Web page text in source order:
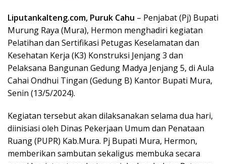
Liputankalteng.com, Puruk Cahu – Penjabat (Pj) Bupati
Murung Raya (Mura), Hermon menghadiri kegiatan
Pelatihan dan Sertifikasi Petugas Keselamatan dan
Kesehatan Kerja (K3) Konstruksi Jenjang 3 dan
Pelaksana Bangunan Gedung Madya Jenjang 5, di Aula
Cahai Ondhui Tingan (Gedung B) Kantor Bupati Mura,
Senin (13/5/2024).
Kegiatan tersebut akan dilaksanakan selama dua hari,
diinisiasi oleh Dinas Pekerjaan Umum dan Penataan
Ruang (PUPR) Kab.Mura. Pj Bupati Mura, Hermon,
memberikan sambutan sekaligus membuka secara